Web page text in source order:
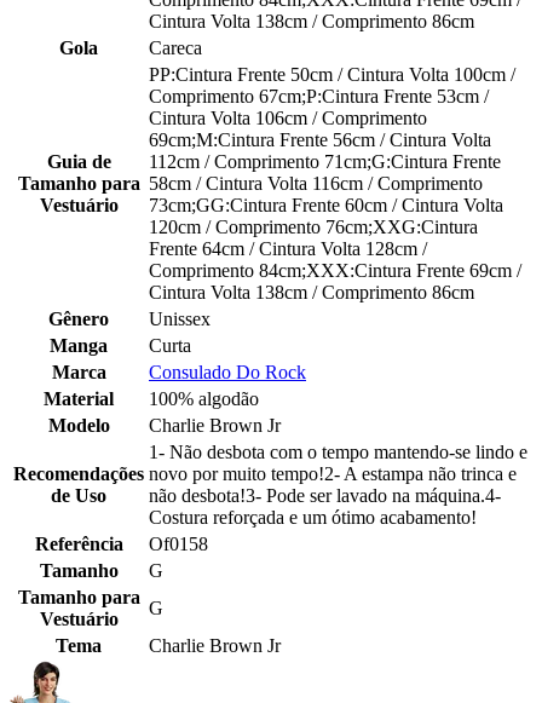
Cintura Volta 138cm / Comprimento 86cm
Gola
Careca
Guia de
Tamanho para
Vestuário
PP:Cintura Frente 50cm / Cintura Volta 100cm /
Comprimento 67cm;P:Cintura Frente 53cm /
Cintura Volta 106cm / Comprimento
69cm;M:Cintura Frente 56cm / Cintura Volta
112cm / Comprimento 71cm;G:Cintura Frente
58cm / Cintura Volta 116cm / Comprimento
73cm;GG:Cintura Frente 60cm / Cintura Volta
120cm / Comprimento 76cm;XXG:Cintura
Frente 64cm / Cintura Volta 128cm /
Comprimento 84cm;XXX:Cintura Frente 69cm /
Cintura Volta 138cm / Comprimento 86cm
Gênero
Unissex
Manga
Curta
Marca
Consulado Do Rock
Material
100% algodão
Modelo
Charlie Brown Jr
Recomendações
de Uso
1- Não desbota com o tempo mantendo-se lindo e
novo por muito tempo!2- A estampa não trinca e
não desbota!3- Pode ser lavado na máquina.4-
Costura reforçada e um ótimo acabamento!
Referência
Of0158
Tamanho
G
Tamanho para
Vestuário
G
Tema
Charlie Brown Jr